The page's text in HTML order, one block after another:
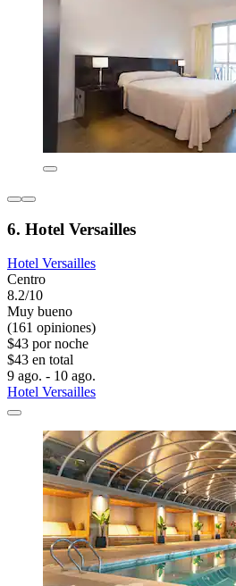
6. Hotel Versailles
Hotel Versailles
Centro
8.2/10
Muy bueno
(161 opiniones)
$43 por noche
$43 en total
9 ago. - 10 ago.
Hotel Versailles